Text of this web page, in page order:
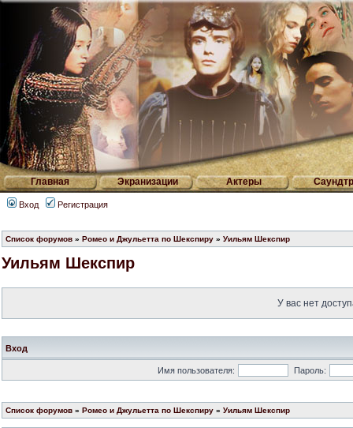
Главная Экранизации Актеры
Вход Регистрация
Список форумов » Ромео и Джульетта по Шекспиру » Уильям Шекспир
Уильям Шекспир
У вас нет
Вход
Имя пользователя: Пароль:
Список форумов » Ромео и Джульетта по Шекспиру » Уильям Шекспир